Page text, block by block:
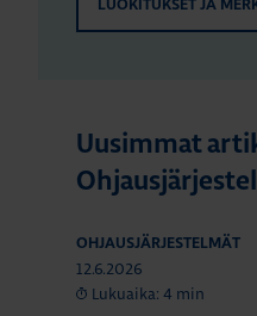
LUOKITUKSET JA
Uusimmat
OHJAUSJÄRJESTELMÄT
12.6.2026
Lukuaika: 4 min